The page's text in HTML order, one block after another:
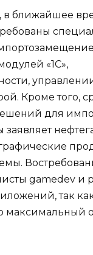
в ближайшее
«1С»,
Кроме того,
для
gamedev и
так
максимальный